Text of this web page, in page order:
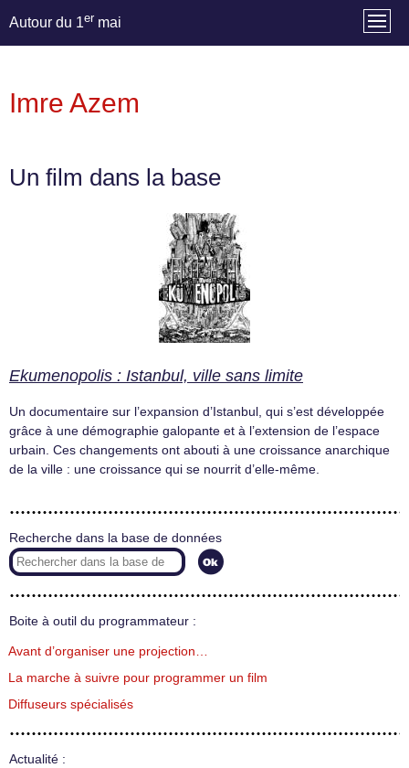
Autour du 1er mai
Imre Azem
Un film dans la base
Ekumenopolis : Istanbul, ville sans limite
Un documentaire sur l’expansion d’Istanbul, qui s’est développée
grâce à une démographie galopante et à l’extension de l’espace
urbain. Ces changements ont abouti à une croissance anarchique
de la ville : une croissance qui se nourrit d’elle-même.
Recherche dans la base de données
Boite à outil du programmateur :
Avant d’organiser une projection…
La marche à suivre pour programmer un film
Diffuseurs spécialisés
Actualité :